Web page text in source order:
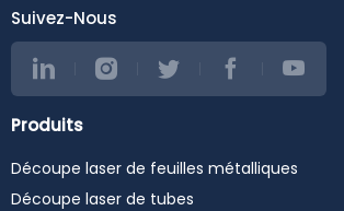
Suivez-Nous
Produits
Découpe laser de feuilles métalliques
Découpe laser de tubes